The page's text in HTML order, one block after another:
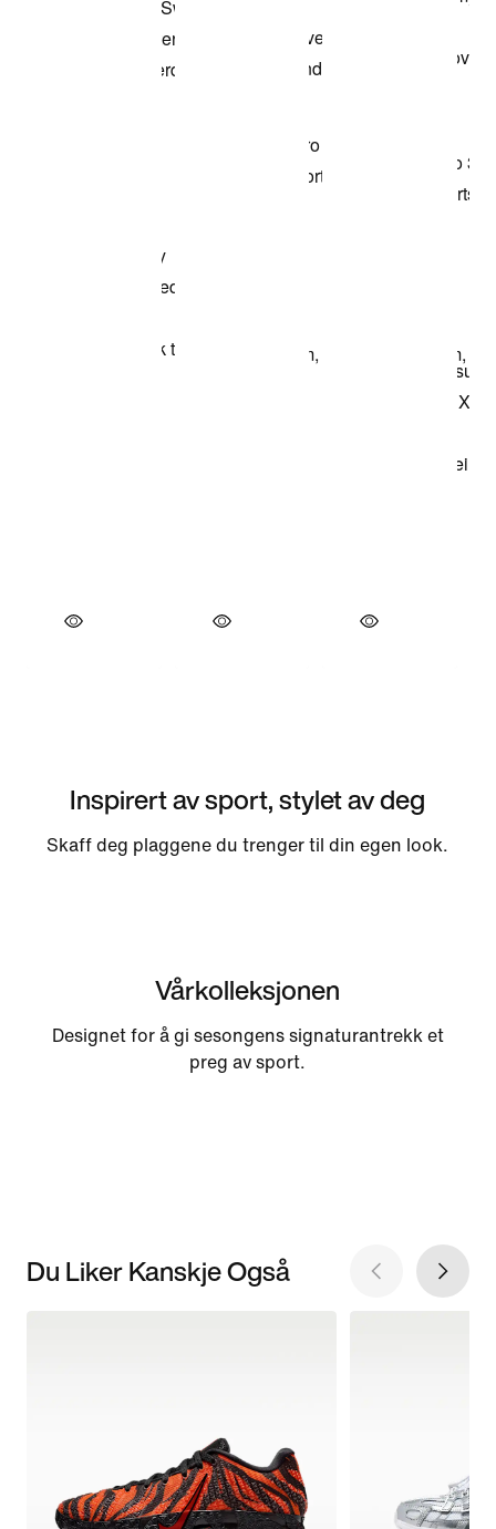
Inspirert av sport, stylet av deg
Skaff deg plaggene du trenger til din egen look.
Vårkolleksjonen
Designet for å gi sesongens signaturantrekk et
preg av sport.
Du Liker Kanskje Også